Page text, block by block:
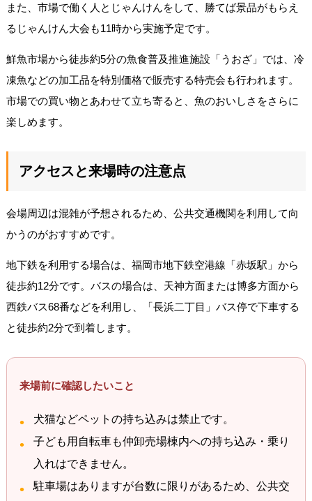
また、市場で働く人とじゃんけんをして、勝てば景品がもらえ
るじゃんけん大会も11時から実施予定です。
鮮魚市場から徒歩約5分の魚食普及推進施設「うおざ」では、冷
凍魚などの加工品を特別価格で販売する特売会も行われます。
市場での買い物とあわせて立ち寄ると、魚のおいしさをさらに
楽しめます。
アクセスと来場時の注意点
会場周辺は混雑が予想されるため、公共交通機関を利用して向
かうのがおすすめです。
地下鉄を利用する場合は、福岡市地下鉄空港線「赤坂駅」から
徒歩約12分です。バスの場合は、天神方面または博多方面から
西鉄バス68番などを利用し、「長浜二丁目」バス停で下車する
と徒歩約2分で到着します。
来場前に確認したいこと
犬猫などペットの持ち込みは禁止です。
子ども用自転車も仲卸売場棟内への持ち込み・乗り
入れはできません。
駐車場はありますが台数に限りがあるため、公共交